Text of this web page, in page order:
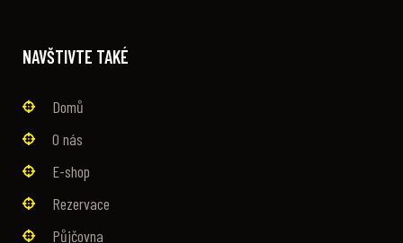
NAVŠTIVTE TAKÉ
Domů
O nás
E-shop
Rezervace
Půjčovna